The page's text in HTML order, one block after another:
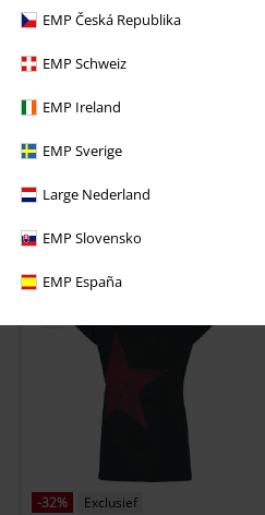
EMP Česká Republika
EMP Schweiz
EMP Ireland
EMP Sverige
Large Nederland
EMP Slovensko
EMP España
TANZNEID Death Core Smile
Electric Callboy
-32%
Exclusief